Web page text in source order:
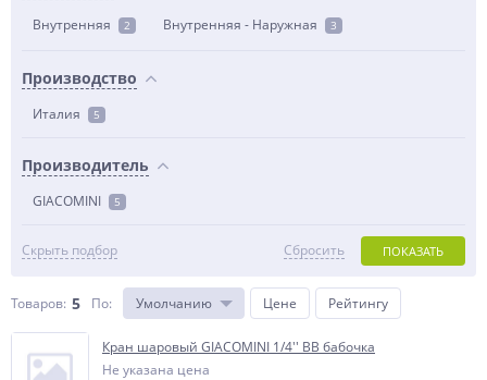
Внутренняя 2 Внутренняя - Наружная 3
Производство
Италия 5
Производитель
GIACOMINI 5
Скрыть подбор ПОКАЗАТЬ
Сбросить
Товаров: 5 По: Умолчанию Цене Рейтингу
Кран шаровый GIACOMINI 1/4'' ВВ бабочка
Не указана цена